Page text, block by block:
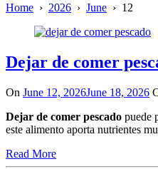
Home › 2026 › June › 12
Dejar de comer
On June 12, 2026June 18, 2026
Dejar de comer pescado puede
este alimento aporta nutrientes
Read More